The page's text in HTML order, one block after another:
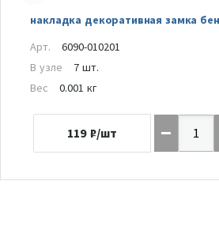
накладка декоративная замка
Арт.
6090-010201
В узле
7 шт.
Вес
0.001 кг
119 ₽/шт